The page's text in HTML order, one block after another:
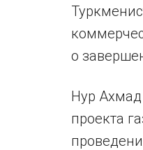
о
Нур
проекта